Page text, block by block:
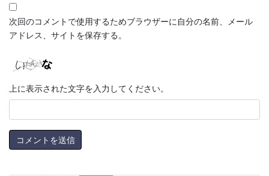
次回のコメントで使用するためブラウザーに自分の名前、メール
アドレス、サイトを保存する。
上に表示された文字を入力してください。